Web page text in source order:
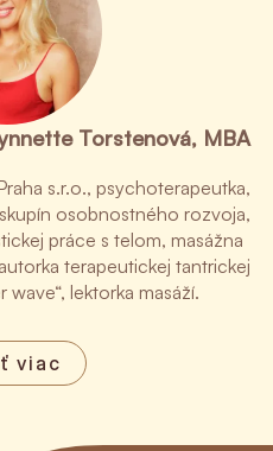
Torstenová, MBA
s.r.o., psychoterapeutka,
osobnostného rozvoja,
práce s telom, masážna
terapeutickej tantrickej
lektorka masáží.
viac